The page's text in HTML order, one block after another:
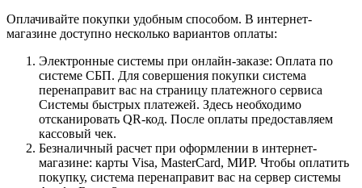
Оплачивайте покупки удобным способом. В интернет-
магазине доступно несколько вариантов оплаты:
Электронные системы при онлайн-заказе: Оплата по
системе СБП. Для совершения покупки система
перенаправит вас на страницу платежного сервиса
Системы быстрых платежей. Здесь необходимо
отсканировать QR-код. После оплаты предоставляем
кассовый чек.
Безналичный расчет при оформлении в интернет-
магазине: карты Visa, MasterCard, МИР. Чтобы оплатить
покупку, система перенаправит вас на сервер системы